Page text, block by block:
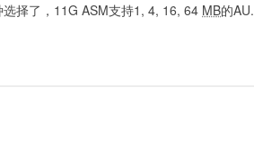
择了，11G ASM支持1, 4, 16, 64 MB的AU.